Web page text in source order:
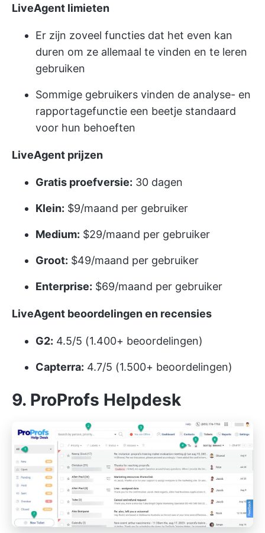
LiveAgent limieten
Er zijn zoveel functies dat het even kan
duren om ze allemaal te vinden en te leren
gebruiken
Sommige gebruikers vinden de analyse- en
rapportagefunctie een beetje standaard
voor hun behoeften
LiveAgent prijzen
Gratis proefversie: 30 dagen
Klein: $9/maand per gebruiker
Medium: $29/maand per gebruiker
Groot: $49/maand per gebruiker
Enterprise: $69/maand per gebruiker
LiveAgent beoordelingen en recensies
G2: 4.5/5 (1.400+ beoordelingen)
Capterra: 4.7/5 (1.500+ beoordelingen)
9. ProProfs Helpdesk